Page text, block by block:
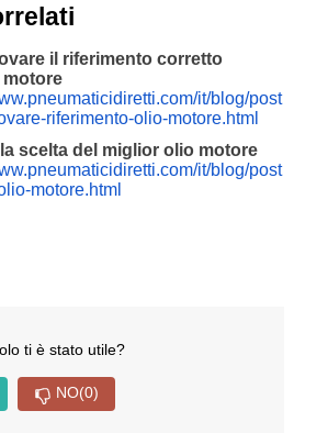
il riferimento corretto
motore
it/blog/post
riferimento-olio-motore.html
scelta del miglior olio motore
it/blog/post
motore.html
ti è stato utile?
NO(0)